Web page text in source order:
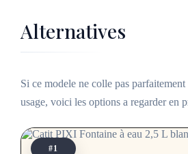
Alternatives
Si ce modele ne colle pas
usage, voici les options a regarder en
#1